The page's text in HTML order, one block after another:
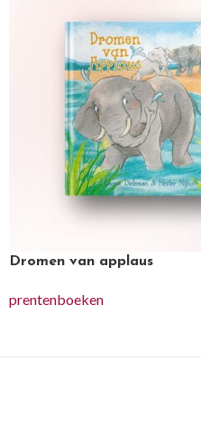
Dromen van applaus
prentenboeken